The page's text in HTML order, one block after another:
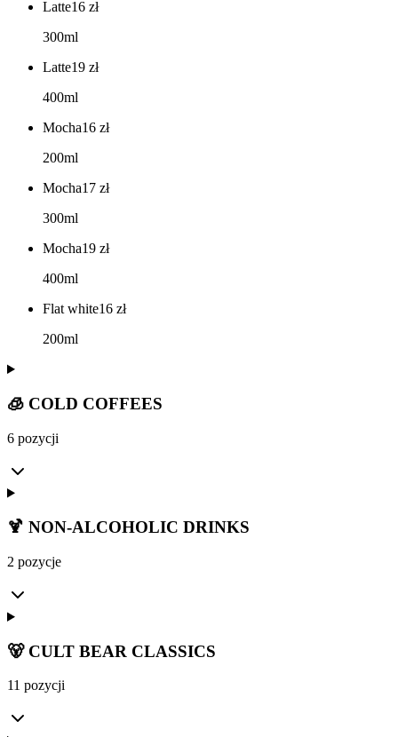
Latte16 zł
300ml
Latte19 zł
400ml
Mocha16 zł
200ml
Mocha17 zł
300ml
Mocha19 zł
400ml
Flat white16 zł
200ml
🧊 COLD COFFEES
6 pozycji
🍹 NON-ALCOHOLIC DRINKS
2 pozycje
🐻 CULT BEAR CLASSICS
11 pozycji